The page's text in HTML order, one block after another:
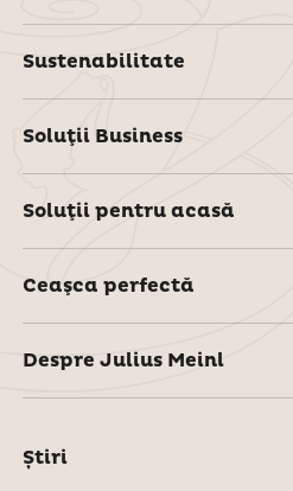
Sustenabilitate
Soluţii Business
Soluţii pentru acasă
Ceaşca perfectă
Despre Julius Meinl
Știri